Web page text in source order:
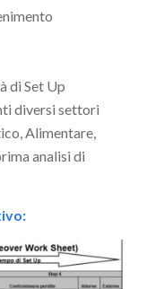
di Set Up
diversi settori
Alimentare,
analisi di